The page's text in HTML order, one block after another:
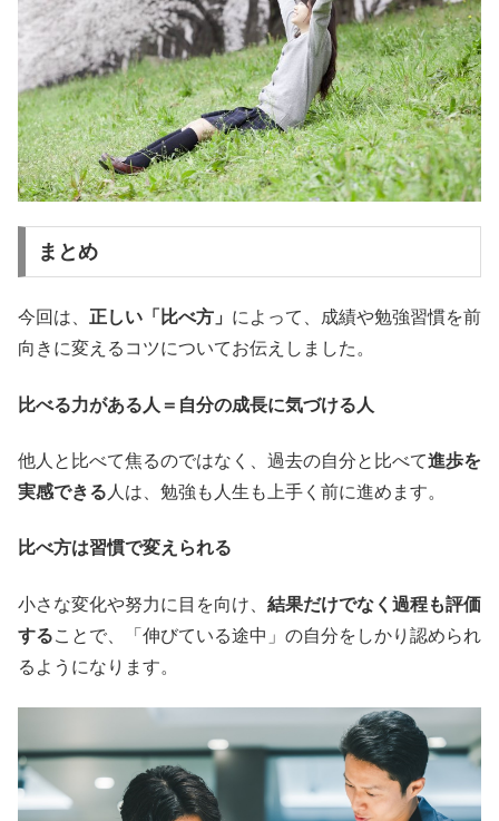
まとめ
今回は、 正しい「比べ方」 によって、成績や勉強習慣を前
向きに変えるコツについてお伝えしました。
比べる力がある人＝自分の成長に気づける人
他人と比べて焦るのではなく、過去の自分と比べて進歩を
実感できる 人は、勉強も人生も上手く前に進めます。
比べ方は習慣で変えられる
小さな変化や努力に目を向け、 結果だけでなく過程も評価
することで、「伸びている途中」の自分をしかり認められ
るようになります。